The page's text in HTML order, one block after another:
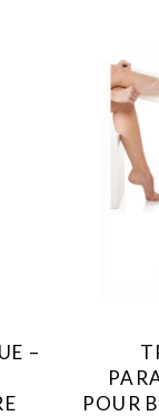
–
POUR